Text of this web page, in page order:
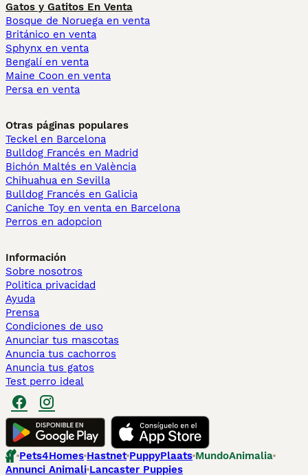
Gatos y Gatitos En Venta
Bosque de Noruega en venta
Británico en venta
Sphynx en venta
Bengalí en venta
Maine Coon en venta
Persa en venta
Otras páginas populares
Teckel en Barcelona
Bulldog Francés en Madrid
Bichón Maltés en València
Chihuahua en Sevilla
Bulldog Francés en Galicia
Caniche Toy en venta en Barcelona
Perros en adopcion
Información
Sobre nosotros
Politica privacidad
Ayuda
Prensa
Condiciones de uso
Anunciar tus mascotas
Anuncia tus cachorros
Anuncia tus gatos
Test perro ideal
Pets4Homes Hastnet PuppyPlaats MundoAnimalia
Annunci Animali Lancaster Puppies